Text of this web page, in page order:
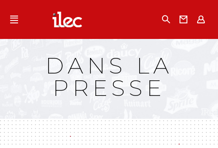
Qu'est-ce que l’Ilec
Campagnes multimarques
Dans la presse
DANS LA
PRESSE